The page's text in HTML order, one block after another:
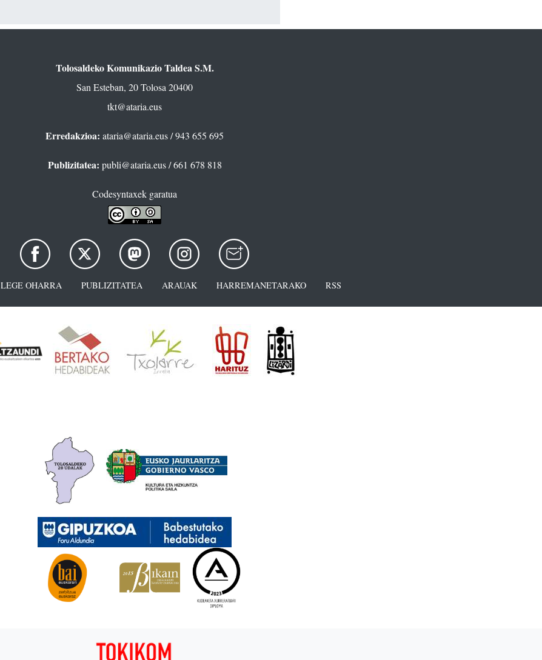
Tolosaldeko Komunikazio Taldea S.M.
San Esteban, 20 Tolosa 20400
tkt@ataria.eus
Erredakzioa: ataria@ataria.eus/ 943 655 695
Publizitatea: publi@ataria.eus/ 661 678 818
Codesyntaxek garatua
LEGE OHARRA PUBLIZITATEA ARAUAK HARREMANETARAKO RSS